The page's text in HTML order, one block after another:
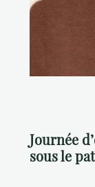
Journée
sous le